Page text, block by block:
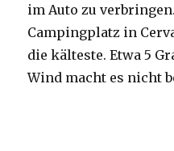
im Auto zu
Campingplatz in
die kälteste. Etwa 5
Wind macht es nicht